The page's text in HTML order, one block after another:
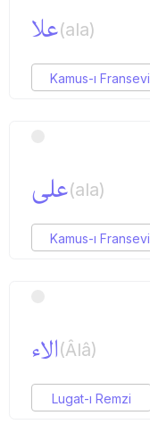
علا(ala)
Kamus-ı Fransevi
علی(ala)
Kamus-ı Fransevi
الاء(Âlâ)
Lugat-ı Remzi